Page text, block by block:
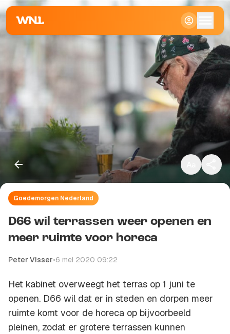
Klein
Standaard
Groot
Goedemorgen Nederland
D66 wil terrassen weer openen en
meer ruimte voor horeca
Peter Visser•6 mei 2020 09:22
Het kabinet overweegt het terras op 1 juni te
openen. D66 wil dat er in steden en dorpen meer
ruimte komt voor de horeca op bijvoorbeeld
pleinen, zodat er grotere terrassen kunnen